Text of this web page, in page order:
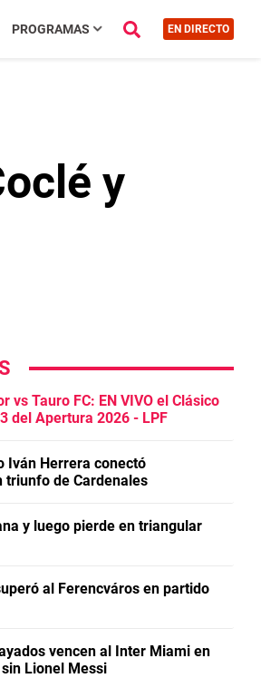
PROGRAMAS EN DIRECTO
y
vs Tauro FC: EN VIVO el Clásico
del Apertura 2026 - LPF
Iván Herrera conectó
triunfo de Cardenales
y luego pierde en triangular
al Ferencváros en partido
vencen al Inter Miami en
Lionel Messi